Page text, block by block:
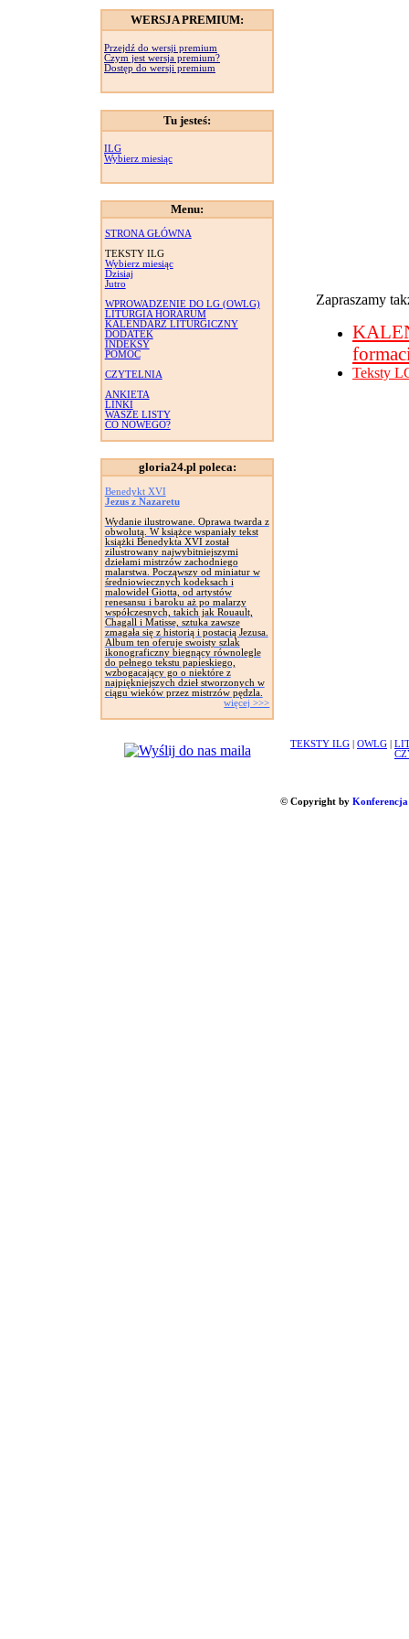
WERSJA PREMIUM:
Przejdź do wersji premium
Czym jest wersja premium?
Dostęp do wersji premium
Tu jesteś:
ILG
Wybierz miesiąc
Menu:
STRONA GŁÓWNA
TEKSTY ILG
Wybierz miesiąc
Dzisiaj
Jutro
WPROWADZENIE DO LG (OWLG)
LITURGIA HORARUM
KALENDARZ LITURGICZNY
DODATEK
INDEKSY
POMOC
CZYTELNIA
ANKIETA
LINKI
WASZE LISTY
CO NOWEGO?
gloria24.pl poleca:
Benedykt XVI
Jezus z Nazaretu
Wydanie ilustrowane. Oprawa twarda z
obwolutą. W książce wspaniały tekst
książki Benedykta XVI został
zilustrowany najwybitniejszymi
dziełami mistrzów zachodniego
malarstwa. Począwszy od miniatur w
średniowiecznych kodeksach i
malowideł Giotta, od artystów
renesansu i baroku aż po malarzy
współczesnych, takich jak Rouault,
Chagall i Matisse, sztuka zawsze
zmagała się z historią i postacią Jezusa.
Album ten oferuje swoisty szlak
ikonograficzny biegnący równolegle
do pełnego tekstu papieskiego,
wzbogacający go o niektóre z
najpiękniejszych dzieł stworzonych w
ciągu wieków przez mistrzów pędzla.
więcej >>>
Zapraszamy
Teksty
TEKSTY ILG OWLG
© Copyright by Konferencja